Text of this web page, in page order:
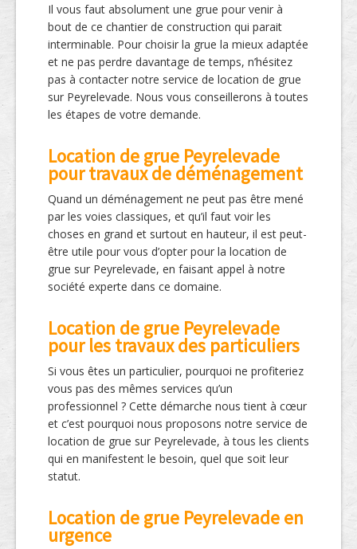
Il vous faut absolument une grue pour venir à
bout de ce chantier de construction qui parait
interminable. Pour choisir la grue la mieux adaptée
et ne pas perdre davantage de temps, n’hésitez
pas à contacter notre service de location de grue
sur Peyrelevade. Nous vous conseillerons à toutes
les étapes de votre demande.
Location de grue Peyrelevade
pour travaux de déménagement
Quand un déménagement ne peut pas être mené
par les voies classiques, et qu’il faut voir les
choses en grand et surtout en hauteur, il est peut-
être utile pour vous d’opter pour la location de
grue sur Peyrelevade, en faisant appel à notre
société experte dans ce domaine.
Location de grue Peyrelevade
pour les travaux des particuliers
Si vous êtes un particulier, pourquoi ne profiteriez
vous pas des mêmes services qu’un
professionnel ? Cette démarche nous tient à cœur
et c’est pourquoi nous proposons notre service de
location de grue sur Peyrelevade, à tous les clients
qui en manifestent le besoin, quel que soit leur
statut.
Location de grue Peyrelevade en
urgence